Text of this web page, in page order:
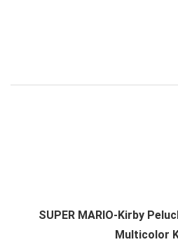
SUPER MARIO-Kirby
Multicolor